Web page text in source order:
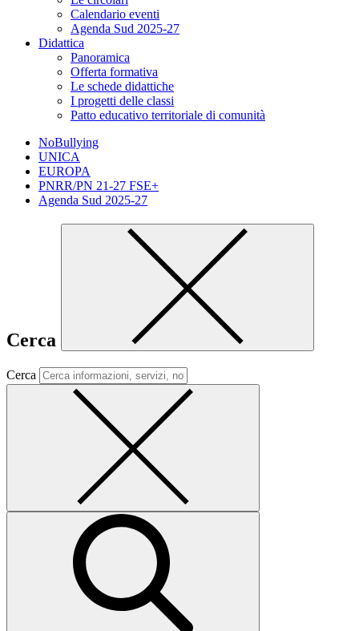
Calendario eventi
Agenda Sud 2025-27
Didattica
Panoramica
Offerta formativa
Le schede didattiche
I progetti delle classi
Patto educativo territoriale di comunità
NoBullying
UNICA
EUROPA
PNRR/PN 21-27 FSE+
Agenda Sud 2025-27
Cerca
Cerca